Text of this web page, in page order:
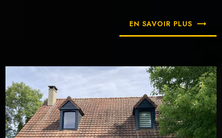
EN SAVOIR PLUS